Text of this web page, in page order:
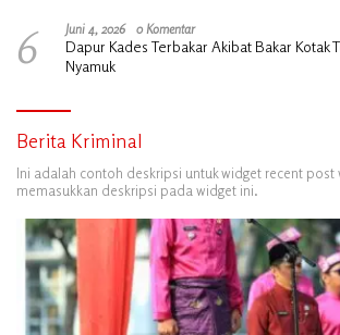
6 Juni 4, 2026 0 Komentar
Dapur Kades Terbakar Akibat Bakar Kotak
Nyamuk
Berita Kriminal
Ini adalah contoh deskripsi untuk widget recent
memasukkan deskripsi pada widget ini.